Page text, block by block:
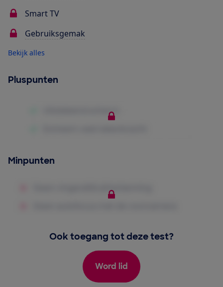
Smart TV
Gebruiksgemak
Bekijk alles
Pluspunten
Minpunten
Ook toegang tot deze test?
Word lid